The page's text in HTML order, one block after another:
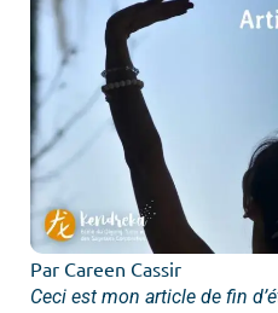
Par Careen Cassir
Ceci est mon article de fin